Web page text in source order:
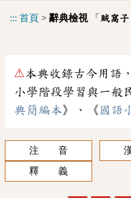
::: 首頁 > 辭典檢視「 賊窩
⚠本典收錄古今用語，
小學階段學習與一般
典簡編本》、《 國語
注 音
釋 義